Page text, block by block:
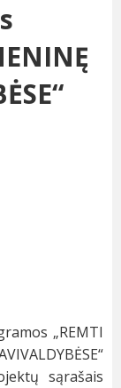
„REMTI
sąrašais